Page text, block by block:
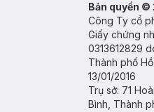
Bản quyền ©
Công Ty cổ
Giấy chứng
0313612829
Thành phố
13/01/2016
Trụ sở: 71
Bình, Thành